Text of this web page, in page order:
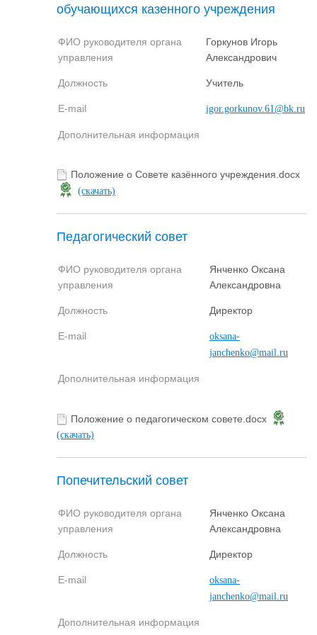
обучающихся казенного учреждения
ФИО руководителя органа
управления
Горкунов Игорь
Александрович
Должность Учитель
E-mail igor.gorkunov.61@bk.ru
Дополнительная информация
Положение о Совете казённого учреждения.docx
(скачать)
Педагогический совет
ФИО руководителя органа
управления
Янченко Оксана
Александровна
Должность Директор
E-mail
oksana-
janchenko@mail.ru
Дополнительная информация
Положение о педагогическом совете.docx
(скачать)
Попечительский совет
ФИО руководителя органа
управления
Янченко Оксана
Александровна
Должность Директор
E-mail
oksana-
janchenko@mail.ru
Дополнительная информация